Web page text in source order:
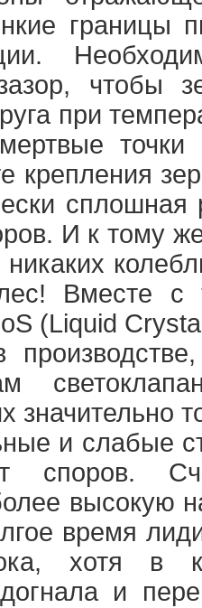
границы
чтобы
при
точки
крепления
сплошная
И к тому
никаких
Вместе
(Liquid
значительно
и слабые
споров.
высокую
время
хотя в
и